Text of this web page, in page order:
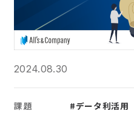
2024.08.30
課題 #データ利活用